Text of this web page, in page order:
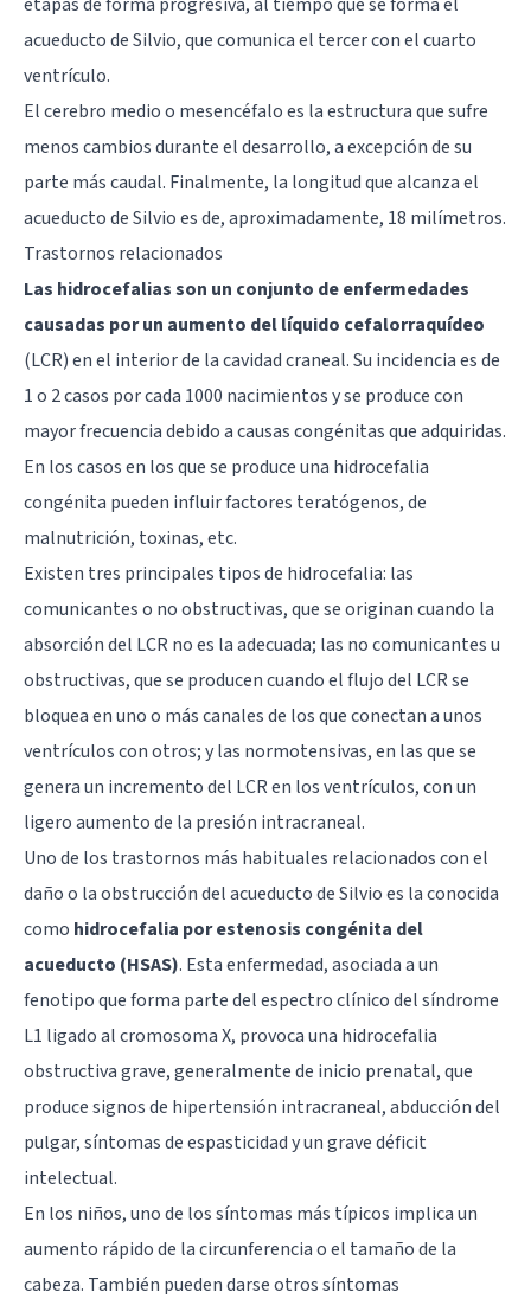
acueducto de Silvio, que comunica el tercer con el cuarto
ventrículo.
El cerebro medio o mesencéfalo es la estructura que sufre
menos cambios durante el desarrollo, a excepción de su
parte más caudal. Finalmente, la longitud que alcanza el
acueducto de Silvio es de, aproximadamente, 18 milímetros.
Trastornos relacionados
Las hidrocefalias son un conjunto de enfermedades
causadas por un aumento del líquido cefalorraquídeo
(LCR) en el interior de la cavidad craneal. Su incidencia es de
1 o 2 casos por cada 1000 nacimientos y se produce con
mayor frecuencia debido a causas congénitas que adquiridas.
En los casos en los que se produce una hidrocefalia
congénita pueden influir factores teratógenos, de
malnutrición, toxinas, etc.
Existen tres principales tipos de hidrocefalia: las
comunicantes o no obstructivas, que se originan cuando la
absorción del LCR no es la adecuada; las no comunicantes u
obstructivas, que se producen cuando el flujo del LCR se
bloquea en uno o más canales de los que conectan a unos
ventrículos con otros; y las normotensivas, en las que se
genera un incremento del LCR en los ventrículos, con un
ligero aumento de la presión intracraneal.
Uno de los trastornos más habituales relacionados con el
daño o la obstrucción del acueducto de Silvio es la conocida
como hidrocefalia por estenosis congénita del
acueducto (HSAS). Esta enfermedad, asociada a un
fenotipo que forma parte del espectro clínico del síndrome
L1 ligado al cromosoma X, provoca una hidrocefalia
obstructiva grave, generalmente de inicio prenatal, que
produce signos de hipertensión intracraneal, abducción del
pulgar, síntomas de espasticidad y un grave déficit
intelectual.
En los niños, uno de los síntomas más típicos implica un
aumento rápido de la circunferencia o el tamaño de la
cabeza. También pueden darse otros síntomas